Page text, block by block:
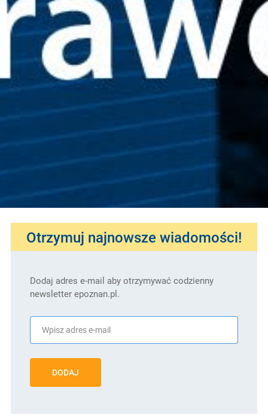
Otrzymuj najnowsze wiadomości!
Dodaj adres e-mail aby otrzymywać codzienny
newsletter epoznan.pl.
DODAJ